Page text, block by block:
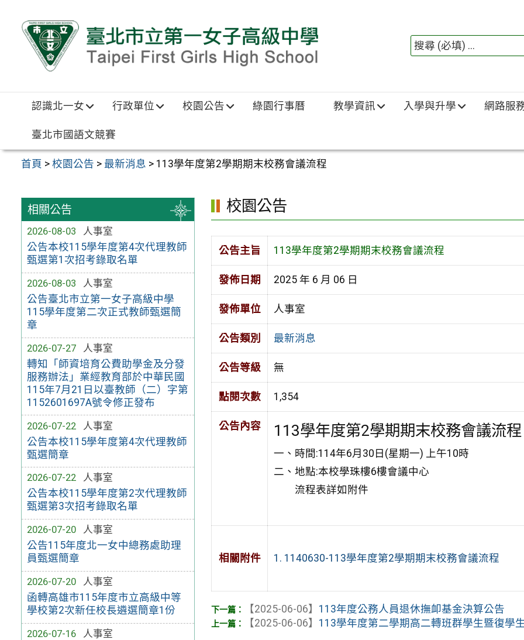
認識北一女 行政單位 校園公告 綠園行事曆 教學資訊 入學與升學 網路服
臺北市國語文競賽
首頁 >校園公告 > 最新消息 > 113學年度第2學期期末校務會議流程
相關公告
2026-08-03
人事室
公告本校115學年度第4次代理教師
甄選第1次招考錄取名單
2026-08-03
人事室
公告臺北市立第一女子高級中學
115學年度第二次正式教師甄選簡
章
2026-07-27
人事室
轉知「師資培育公費助學金及分發
服務辦法」業經教育部於中華民國
115年7月21日以臺教師（二）字第
1152601697A號令修正發布
2026-07-22
人事室
公告本校115學年度第4次代理教師
甄選簡章
2026-07-22
人事室
公告本校115學年度第2次代理教師
甄選第3次招考錄取名單
2026-07-20
人事室
公告115年度北一女中總務處助理
員甄選簡章
2026-07-20
人事室
函轉高雄市115年度市立高級中等
學校第2次新任校長遴選簡章1份
2026-07-16
人事室
校園公告
公告主旨 113學年度第2學期期末校務會議流程
發佈日期 2025 年 6 月 06 日
發佈單位 人事室
公告類別 最新消息
公告等級 無
點閱次數 1,354
公告內容 113學年度第2學期期末校務會議流程
一、時間:114年6月30日(星期一) 上午10時
二、地點:本校學珠樓6樓會議中心
流程表詳如附件
相關附件 1. 1140630-113學年度第2學期期末校務會議流程
【2025-06-06】 113年度公務人員退休撫卹基金決算公告
【2025-06-06】 113學年度第二學期高二轉班群學生暨復學